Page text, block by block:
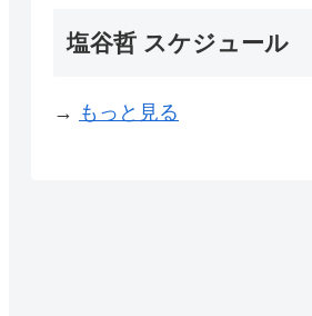
塩谷哲 スケジュール
→ もっと見る